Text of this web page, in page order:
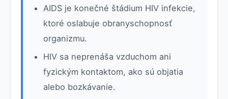
AIDS je konečné štádium HIV infekcie,
ktoré oslabuje obranyschopnosť
organizmu.
HIV sa neprenáša vzduchom ani
fyzickým kontaktom, ako sú objatia
alebo bozkávanie.